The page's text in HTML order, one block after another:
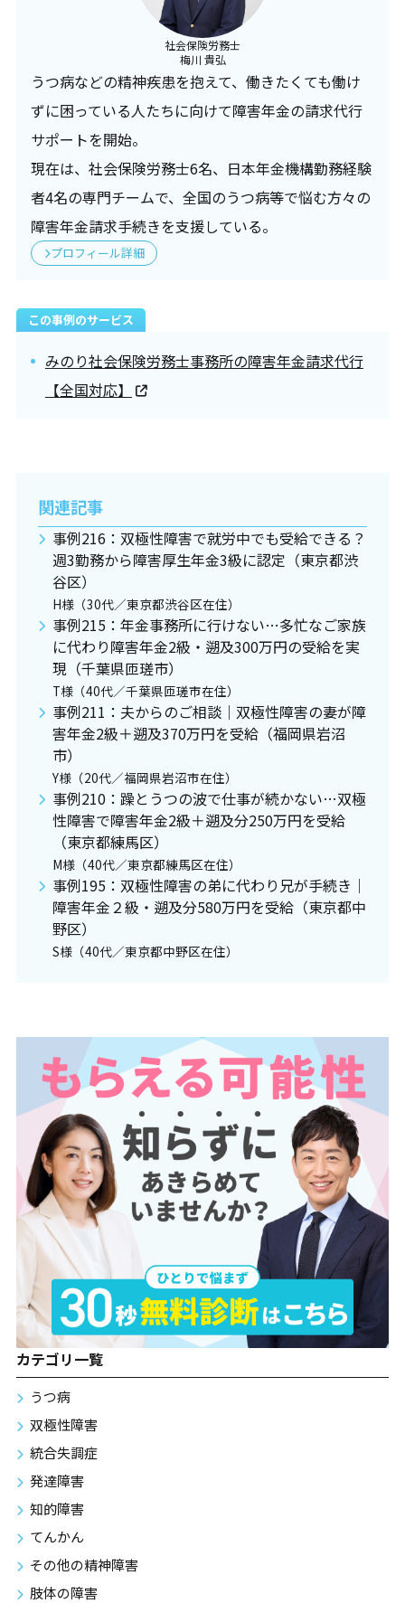
社会保険労務士
梅川 貴弘
うつ病などの精神疾患を抱えて、働きたくても働け
ずに困っている人たちに向けて障害年金の請求代行
サポートを開始。
現在は、社会保険労務士6名、日本年金機構勤務経験
者4名の専門チームで、全国のうつ病等で悩む方々の
障害年金請求手続きを支援している。
プロフィール詳細
この事例のサービス
みのり社会保険労務士事務所の障害年金請求代行
【全国対応】
関連記事
事例216：双極性障害で就労中でも受給できる？
週3勤務から障害厚生年金3級に認定（東京都渋
谷区）
H様（30代／東京都渋谷区在住）
事例215：年金事務所に行けない…多忙なご家族
に代わり障害年金2級・遡及300万円の受給を実
現（千葉県匝瑳市）
T様（40代／千葉県匝瑳市在住）
事例211：夫からのご相談｜双極性障害の妻が障
害年金2級＋遡及370万円を受給（福岡県岩沼
市）
Y様（20代／福岡県岩沼市在住）
事例210：躁とうつの波で仕事が続かない…双極
性障害で障害年金2級＋遡及分250万円を受給
（東京都練馬区）
M様（40代／東京都練馬区在住）
事例195：双極性障害の弟に代わり兄が手続き｜
障害年金２級・遡及分580万円を受給（東京都中
野区）
S様（40代／東京都中野区在住）
カテゴリ一覧
うつ病
双極性障害
統合失調症
発達障害
知的障害
てんかん
その他の精神障害
肢体の障害